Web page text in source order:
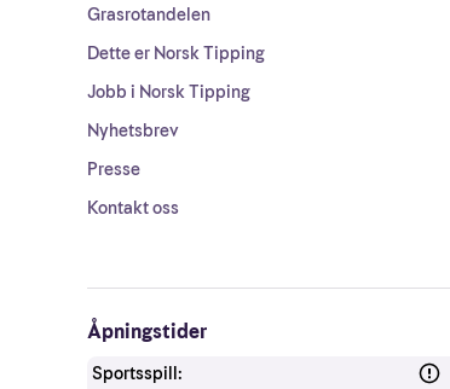
Grasrotandelen
Dette er Norsk Tipping
Jobb i Norsk Tipping
Nyhetsbrev
Presse
Kontakt oss
Åpningstider
Sportsspill: